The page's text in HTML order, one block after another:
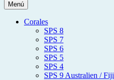
Menú
Corales
SPS 8
SPS 7
SPS 6
SPS 5
SPS 4
SPS 9 Australien / Fiji